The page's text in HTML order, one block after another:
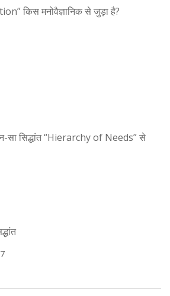
किस मनोवैज्ञानिक से जुड़ा है?
सा सिद्धांत “Hierarchy of Needs” से